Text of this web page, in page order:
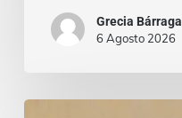
Grecia Bárraga
6 Agosto 2026